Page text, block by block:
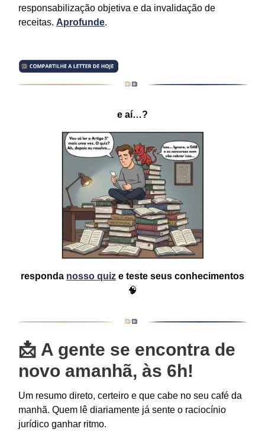
responsabilização objetiva e da invalidação de
receitas. Aprofunde.
e aí…?
responda nosso quiz e teste seus conhecimentos
🧠
📩 A gente se encontra de
novo amanhã, às 6h!
Um resumo direto, certeiro e que cabe no seu café da
manhã. Quem lê diariamente já sente o raciocínio
jurídico ganhar ritmo.